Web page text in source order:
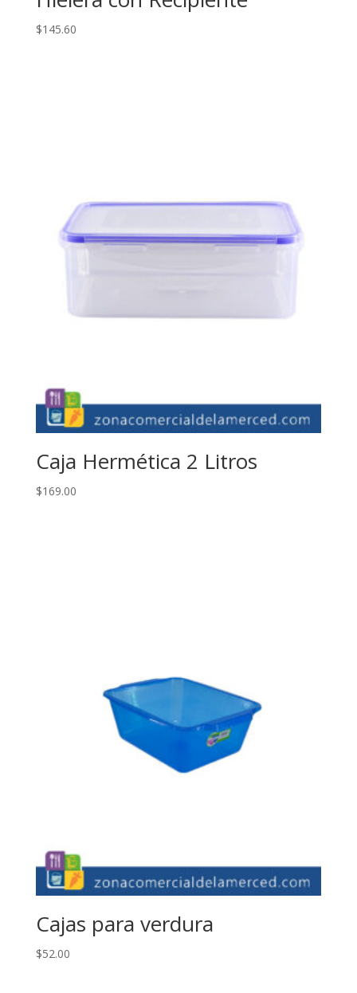
$145.60
Caja Hermética 2 Litros
$169.00
Cajas para verdura
$52.00